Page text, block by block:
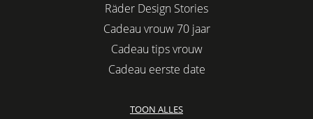
Räder Design Stories
Cadeau vrouw 70 jaar
Cadeau tips vrouw
Cadeau eerste date
TOON ALLES